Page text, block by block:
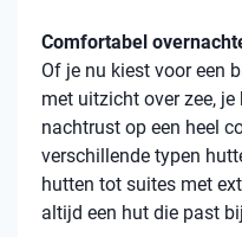
Comfortabel
Of je nu kiest voor een
met uitzicht over zee,
nachtrust op een heel
verschillende typen
hutten tot suites met
altijd een hut die past